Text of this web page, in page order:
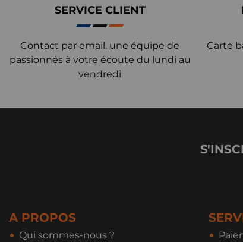
SERVICE CLIENT
Contact par email, une équipe de
passionnés à votre écoute du lundi au
vendredi
Carte
A PROPOS
Qui sommes-nous ?